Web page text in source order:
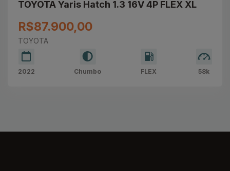
TOYOTA Yaris Hatch 1.3 16V 4P FLEX XL
R$87.900,00
TOYOTA
2022 Chumbo FLEX 58k